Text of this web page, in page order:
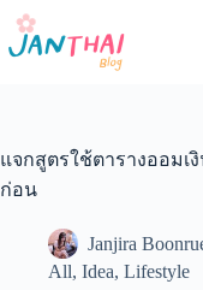
Skip
content
แจกสูตรใช้ตารางออมเ
ก่อน
Janjira
All, Idea, Lifestyle